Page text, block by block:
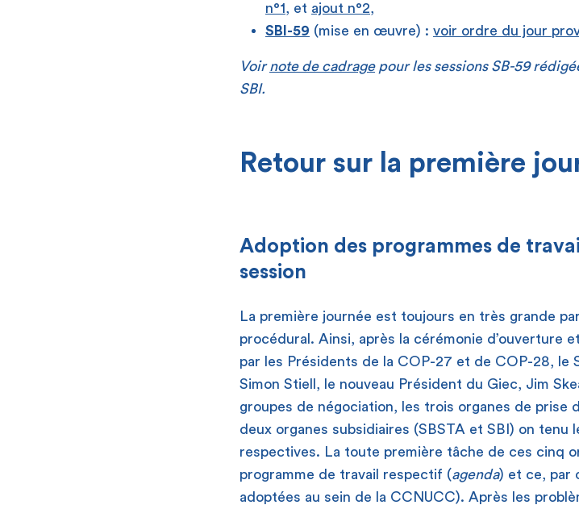
n°1, et ajout n°2,
SBI-59 (mise en œuvre) : voir ordre du jour
Voirnote de cadragepour les sessions SB-59
SBI.
Retour sur la première
Adoption des programmes de
session
La première journée est toujours en très grande
procédural. Ainsi, après la cérémonie d’ouverture
par les Présidents de la COP-27 et de COP-28, le
Simon Stiell, le nouveau Président du Giec, Jim
groupes de négociation, les trois organes de prise
deux organes subsidiaires (SBSTA et SBI) on tenu
respectives. La toute première tâche de ces cinq
programme de travail respectif (agenda) et ce, par
adoptées au sein de la CCNUCC). Après les